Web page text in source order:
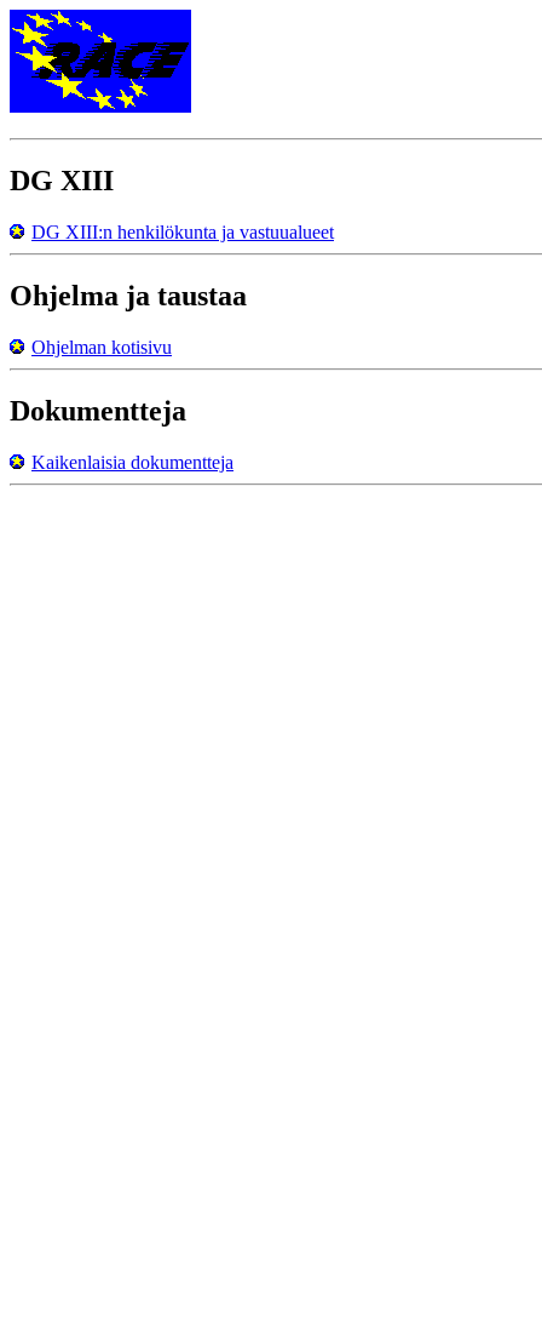
DG XIII
DG XIII:n henkilökunta ja vastuualueet
Ohjelma ja taustaa
Ohjelman kotisivu
Dokumentteja
Kaikenlaisia dokumentteja